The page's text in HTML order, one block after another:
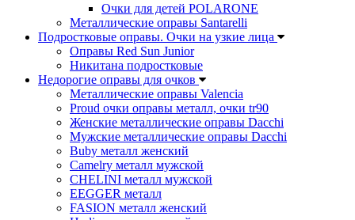
Очки для детей POLARONE
Металлические оправы Santarelli
Подростковые оправы. Очки на узкие лица
Оправы Red Sun Junior
Никитана подростковые
Недорогие оправы для очков
Металлические оправы Valencia
Proud очки оправы металл, очки tr90
Женские металлические оправы Dacchi
Мужские металлические оправы Dacchi
Buby металл женский
Camelry металл мужской
CHELINI металл мужской
EEGGER металл
FASION металл женский